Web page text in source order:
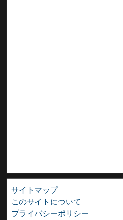
サイトマップ
このサイトについて
プライバシーポリシー